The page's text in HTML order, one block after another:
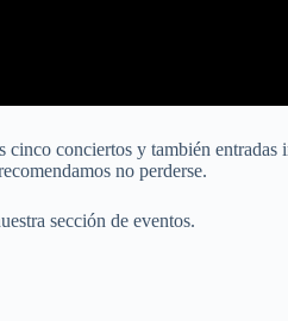
conciertos y también
no perderse.
sección de eventos.